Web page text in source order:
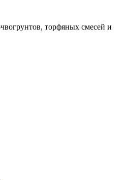
торфяных смесей и